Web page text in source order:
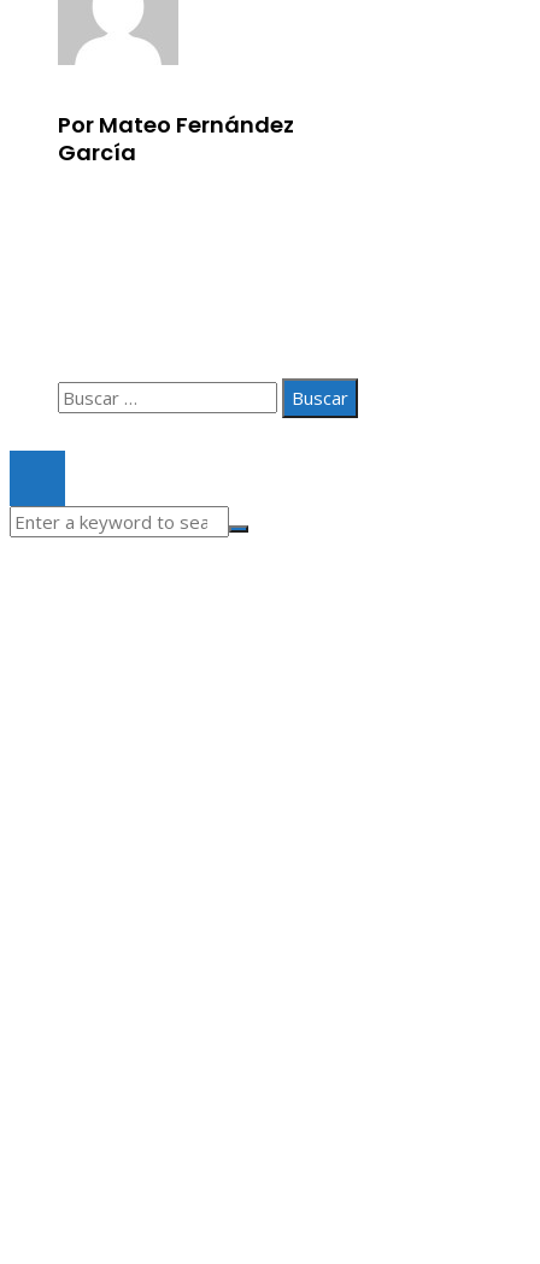
Por Mateo Fernández
García
Buscar: